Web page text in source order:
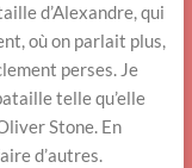
d’Alexandre, qui
où on parlait plus,
perses. Je
telle qu’elle
Stone. En
d’autres.